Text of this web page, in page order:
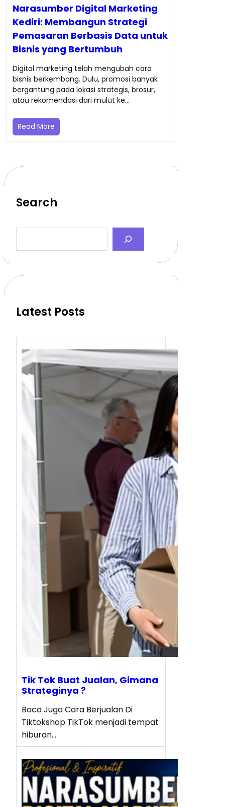
Narasumber Digital Marketing
Kediri: Membangun Strategi
Pemasaran Berbasis Data untuk
Bisnis yang Bertumbuh
Digital marketing telah mengubah cara
bisnis berkembang. Dulu, promosi banyak
bergantung pada lokasi strategis, brosur,
atau rekomendasi dari mulut ke…
Read More
Search
a
c
Latest Posts
Tik Tok Buat Jualan, Gimana
Strateginya ?
Baca Juga Cara Berjualan Di
Tiktokshop TikTok menjadi tempat
hiburan…